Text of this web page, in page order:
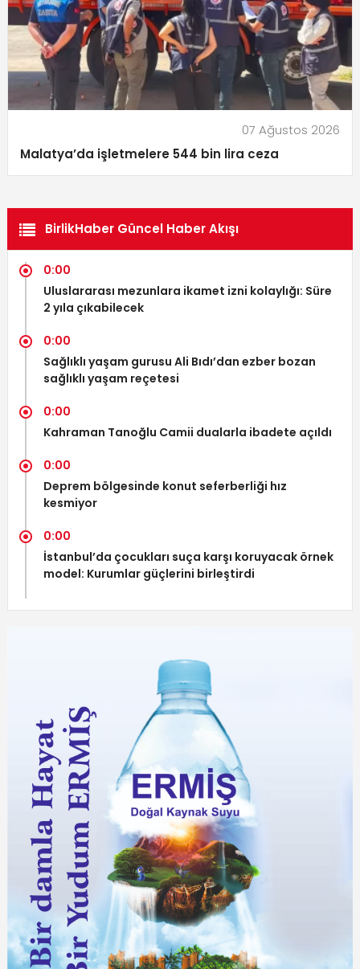
07 Ağustos 2026
Malatya’da işletmelere 544 bin lira ceza
BirlikHaber Güncel Haber Akışı
0:00
Uluslararası mezunlara ikamet izni kolaylığı: Süre
2 yıla çıkabilecek
0:00
Sağlıklı yaşam gurusu Ali Bıdı’dan ezber bozan
sağlıklı yaşam reçetesi
0:00
Kahraman Tanoğlu Camii dualarla ibadete açıldı
0:00
Deprem bölgesinde konut seferberliği hız
kesmiyor
0:00
İstanbul’da çocukları suça karşı koruyacak örnek
model: Kurumlar güçlerini birleştirdi